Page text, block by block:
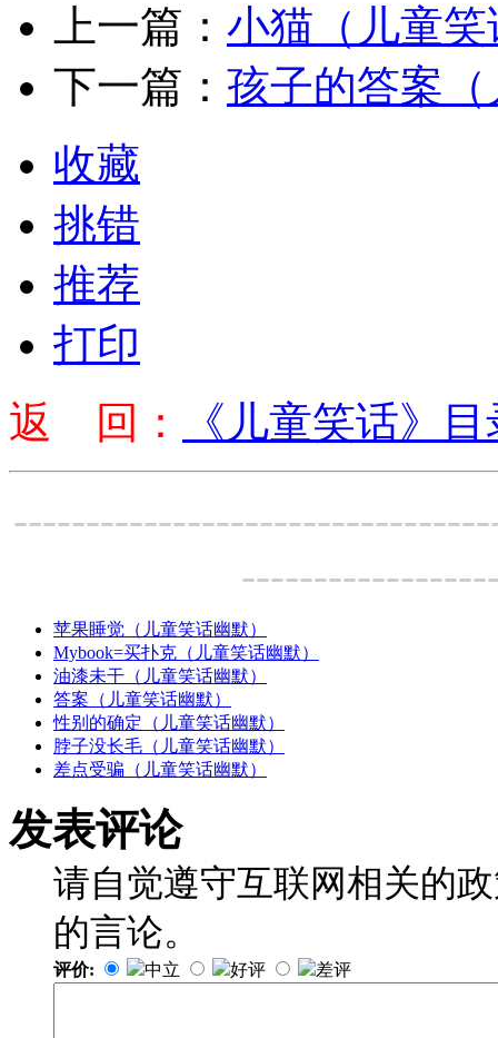
上一篇： 小猫（儿童
下一篇： 孩子的答案
收藏
挑错
推荐
打印
返 回：
《儿童笑话》
苹果睡觉（儿童笑话幽默）
Mybook=买扑克（儿童笑话幽默）
油漆未干（儿童笑话幽默）
答案（儿童笑话幽默）
性别的确定（儿童笑话幽默）
脖子没长毛（儿童笑话幽默）
差点受骗（儿童笑话幽默）
发表评论
请自觉遵守互联网相关的
的言论。
评价: 中立 好评 差评